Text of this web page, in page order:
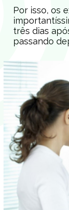
Por isso, os
três dias
passando